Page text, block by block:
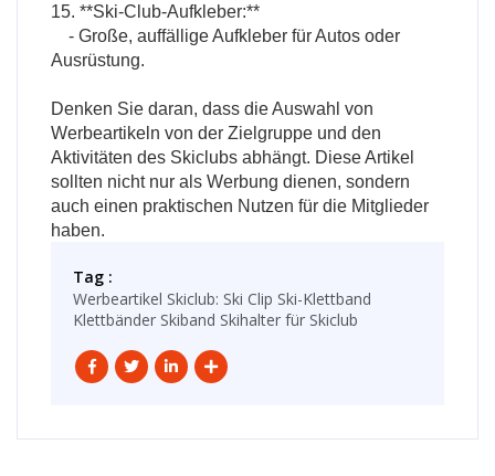
15. **Ski-Club-Aufkleber:**
- Große, auffällige Aufkleber für Autos oder
Ausrüstung.
Denken Sie daran, dass die Auswahl von
Werbeartikeln von der Zielgruppe und den
Aktivitäten des Skiclubs abhängt. Diese Artikel
sollten nicht nur als Werbung dienen, sondern
auch einen praktischen Nutzen für die Mitglieder
haben.
Tag :
Werbeartikel Skiclub: Ski Clip Ski-Klettband
Klettbänder Skiband Skihalter für Skiclub